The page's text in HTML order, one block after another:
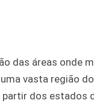
das áreas
vasta região
dos estados